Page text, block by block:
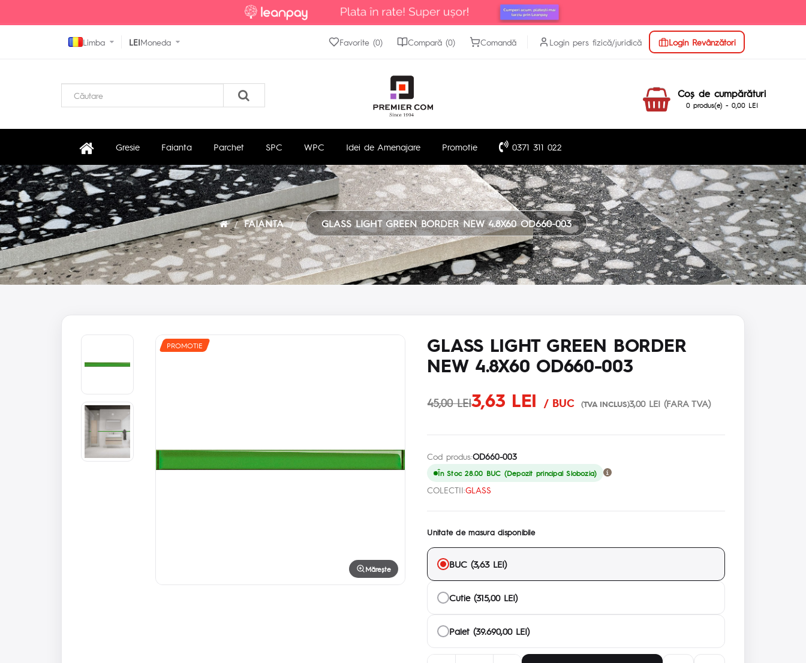
Limba LEIMoneda Login Revânzători
Login pers fizică/juridică
Favorite (0) Compară (0) Comandă
Coş de cumpărături
0 produs(e) - 0,00 LEI
Gresie Faianta Parchet SPC WPC Idei de Amenajare Promotie 0371 311 022
FAIANTA GLASS LIGHT GREEN BORDER NEW 4.8X60 OD660-003
Mărește
PROMOTIE
GLASS LIGHT GREEN BORDER
NEW 4.8X60 OD660-003
45,00 LEI3,63 LEI / BUC (TVA INCLUS)3,00 LEI (FARA TVA)
Cod produs:OD660-003
În Stoc 28.00 BUC (Depozit principal Slobozia)
COLECTII:GLASS
Unitate de masura disponibile
BUC (3,63 LEI)
Cutie (315,00 LEI)
Palet (39.690,00 LEI)